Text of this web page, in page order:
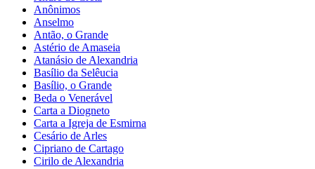
Anônimos
Anselmo
Antão, o Grande
Astério de Amaseia
Atanásio de Alexandria
Basílio da Selêucia
Basílio, o Grande
Beda o Venerável
Carta a Diogneto
Carta a Igreja de Esmirna
Cesário de Arles
Cipriano de Cartago
Cirilo de Alexandria